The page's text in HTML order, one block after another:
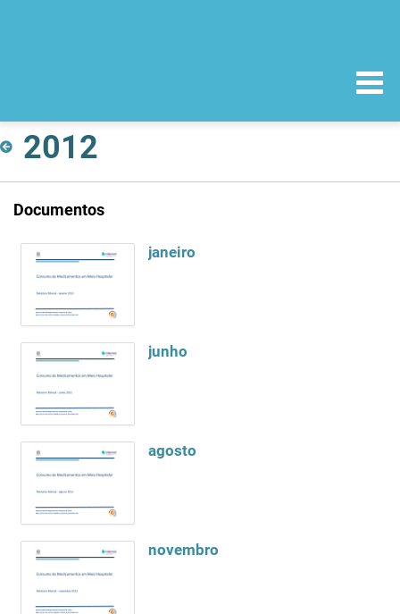
2012
Documentos
janeiro
junho
agosto
novembro